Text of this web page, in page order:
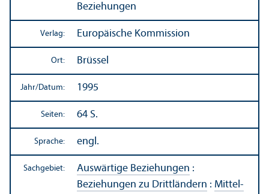
Beziehungen
Verlag: Europäische Kommission
Ort: Brüssel
Jahr/Datum: 1995
Seiten: 64 S.
Sprache: engl.
Sachgebiet: Auswärtige Beziehungen :
Beziehungen zu Drittländern : Mittel-